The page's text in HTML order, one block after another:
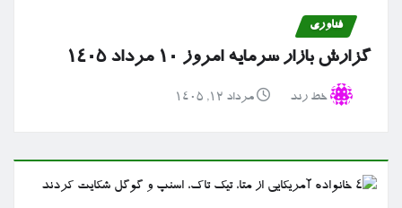
فناوری
گزارش بازار سرمایه امروز ۱۰ مرداد ۱۴۰۵
خط رند مرداد ۱۲, ۱۴۰۵